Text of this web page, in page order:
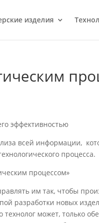
изделия
эффективностью
всей информации,
процесса.
процессом»
им так, чтобы
разра­ботки новых
технолог может, только